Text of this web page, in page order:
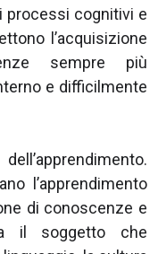
processi cognitivi e
l’acquisizione
sempre più
e difficilmente
l’apprendimento
di conoscenze e
il soggetto che